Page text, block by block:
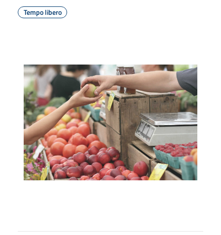
Tempo libero